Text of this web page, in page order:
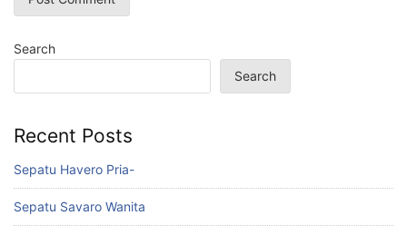
Search
Search
Recent Posts
Sepatu Havero Pria-
Sepatu Savaro Wanita